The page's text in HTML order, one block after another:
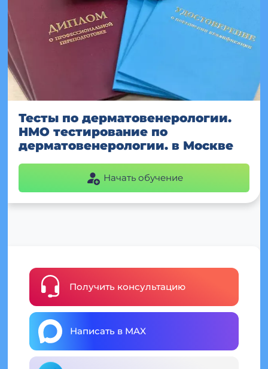
Тесты по дерматовенерологии.
НМО тестирование по
дерматовенерологии. в Москве
Начать обучение
Получить консультацию
Написать в MAX